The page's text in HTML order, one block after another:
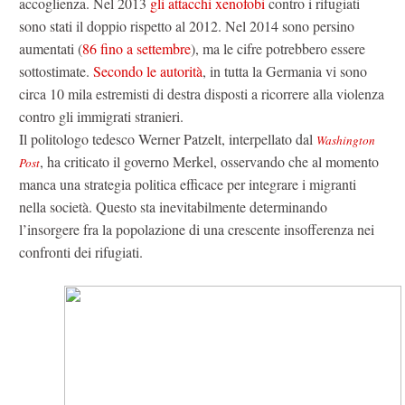
sono stati il doppio rispetto al 2012. Nel 2014 sono persino
aumentati (86 fino a settembre), ma le cifre potrebbero essere
sottostimate. Secondo le autorità, in tutta la Germania vi sono
circa 10 mila estremisti di destra disposti a ricorrere alla violenza
contro gli immigrati stranieri.
Il politologo tedesco Werner Patzelt, interpellato dal Washington
Post, ha criticato il governo Merkel, osservando che al momento
manca una strategia politica efficace per integrare i migranti
nella società. Questo sta inevitabilmente determinando
l’insorgere fra la popolazione di una crescente insofferenza nei
confronti dei rifugiati.